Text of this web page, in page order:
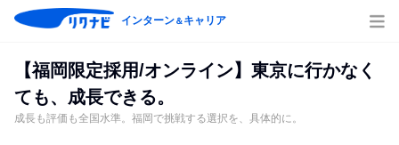
インターン＆キャリア
【福岡限定採用/オンライン】東京に行かなく
ても、成長できる。
成長も評価も全国水準。福岡で挑戦する選択を、具体的に。